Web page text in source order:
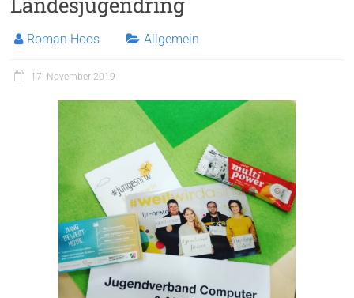
Roman Hoos Allgemein
17. November 2019